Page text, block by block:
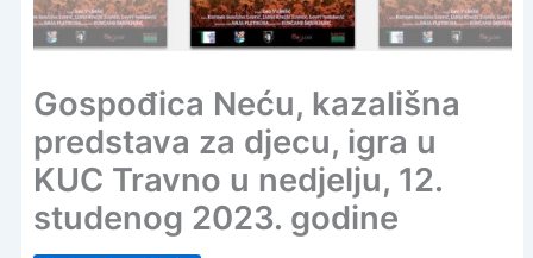
Gospođica Neću, kazališna
predstava za djecu, igra u
KUC Travno u nedjelju, 12.
studenog 2023. godine